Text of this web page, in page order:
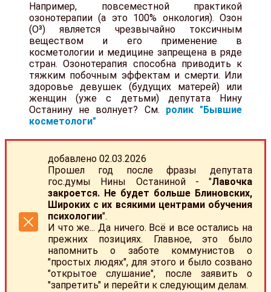
Например, повсеместной практикой
озонотерапии (а это 100% онкология). Озон
(О³) является чрезвычайно токсичным
веществом и его применение в
косметологии и медицине запрещена в ряде
стран. Озонотерапия способна приводить к
тяжким побочным эффектам и смерти. Или
здоровье девушек (будущих матерей) или
женщин (уже с детьми) депутата Нину
Останину не волнует? См. ролик "Бывшие
косметологи"
добавлено 02.03.2026
Прошел год после фразы депутата
гос.думы Нины Останиной - "Лавочка
закроется. Не будет больше Блиновских,
Широких с их всякими центрами обучения
психологии".
И что же... Да ничего. Всё и все остались на
прежних позициях. Главное, это было
напомнить о заботе коммунистов о
"простых людях", для этого и было созвано
"открытое слушание", после заявить о
"запретить" и перейти к следующим делам.